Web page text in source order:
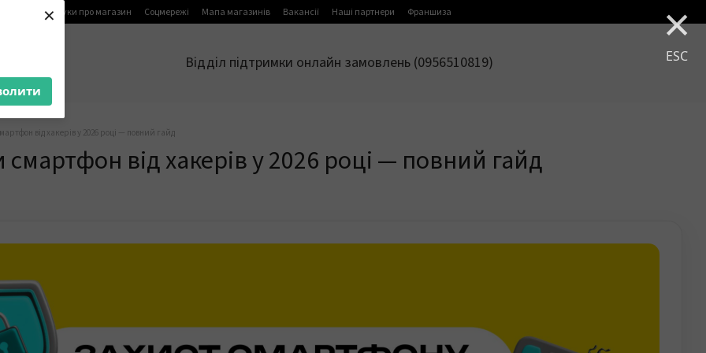
× ×
ESC
Відгуки про магазин Соцмережі Мапа магазинів Вакансії Наші партнери Франшиза
Відділ підтримки онлайн замовлень (0956510819)
від хакерів у 2026 році — повний гайд
смартфон від хакерів у 2026 році — повний гайд